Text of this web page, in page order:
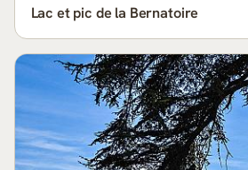
Lac et pic de la Bernatoire